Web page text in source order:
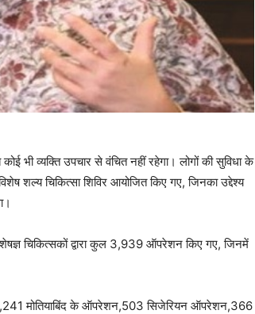
भी व्यक्ति उपचार से वंचित नहीं रहेगा। लोगों की सुविधा के
शल्य चिकित्सा शिविर आयोजित किए गए, जिनका उद्देश्य
चिकित्सकों द्वारा कुल 3,939 ऑपरेशन किए गए, जिनमें
1,241 मोतियाबिंद के ऑपरेशन,503 सिजेरियन ऑपरेशन,366